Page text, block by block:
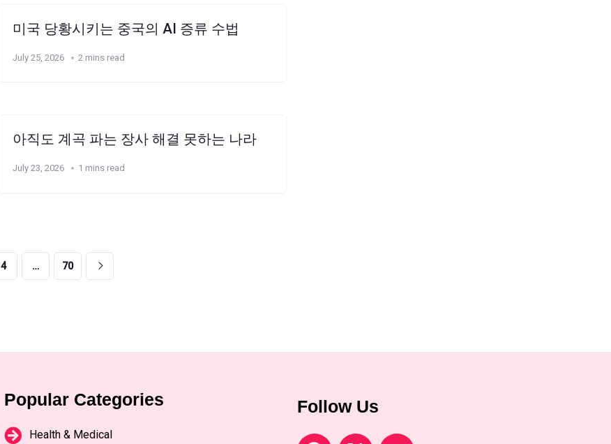
미국 당황시키는 중국의 AI 증류 수법
July 25, 2026 2 mins read
아직도 계곡 파는 장사 해결 못하는 나라
July 23, 2026 1 mins read
4 … 70
Popular Categories
Health & Medical
Follow Us